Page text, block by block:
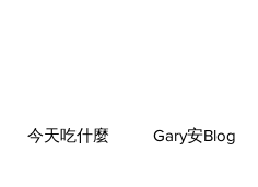
今天吃什麼 Gary安Blog